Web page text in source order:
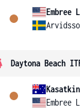
Embree
Daytona Beach
Embree